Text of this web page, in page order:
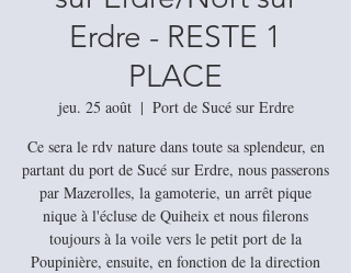
Erdre - RESTE 1
PLACE
jeu. 25 août
  |
Port de Sucé sur Erdre
Ce sera le rdv nature dans toute sa splendeur, en
partant du port de Sucé sur Erdre, nous passerons
par Mazerolles, la gamoterie, un arrêt pique
nique à l'écluse de Quiheix et nous filerons
toujours à la voile vers le petit port de la
Poupinière, ensuite, en fonction de la direction